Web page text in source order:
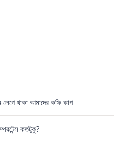
থাকা আমাদের কফি কাপ
কতটুকু?